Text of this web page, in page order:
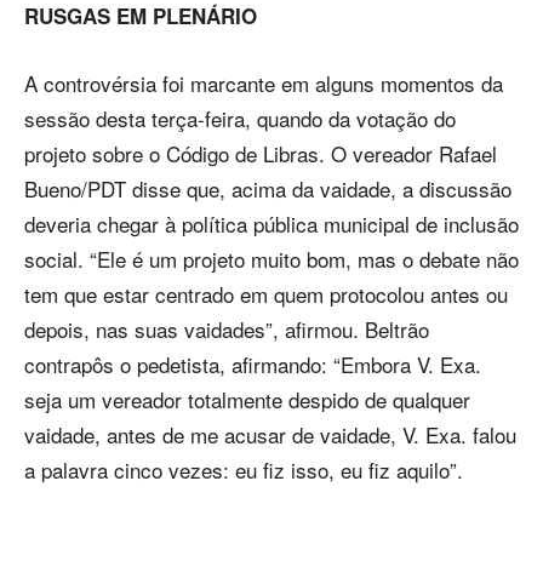
RUSGAS EM PLENÁRIO
A controvérsia foi marcante em alguns momentos da
sessão desta terça-feira, quando da votação do
projeto sobre o Código de Libras. O vereador Rafael
Bueno/PDT disse que, acima da vaidade, a discussão
deveria chegar à política pública municipal de inclusão
social. “Ele é um projeto muito bom, mas o debate não
tem que estar centrado em quem protocolou antes ou
depois, nas suas vaidades”, afirmou. Beltrão
contrapôs o pedetista, afirmando: “Embora V. Exa.
seja um vereador totalmente despido de qualquer
vaidade, antes de me acusar de vaidade, V. Exa. falou
a palavra cinco vezes: eu fiz isso, eu fiz aquilo”.